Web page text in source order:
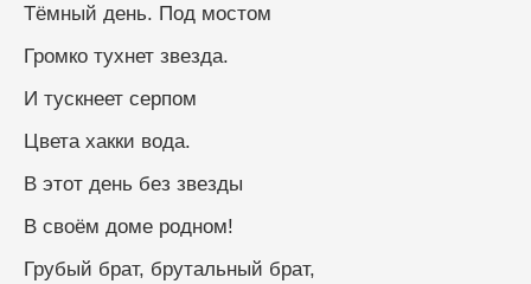
Тёмный день. Под мостом
Громко тухнет звезда.
И тускнеет серпом
Цвета хакки вода.
В этот день без звезды
В своём доме родном!
Грубый брат, брутальный брат,